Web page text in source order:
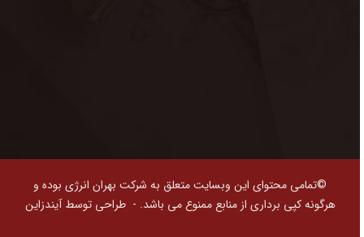
©تمامی محتوای این وبسایت متعلق به شرکت بهران انرژی بوده و
هرگونه کپی برداری از منابع ممنوع می باشد. -طراحی توسط آیندزاین